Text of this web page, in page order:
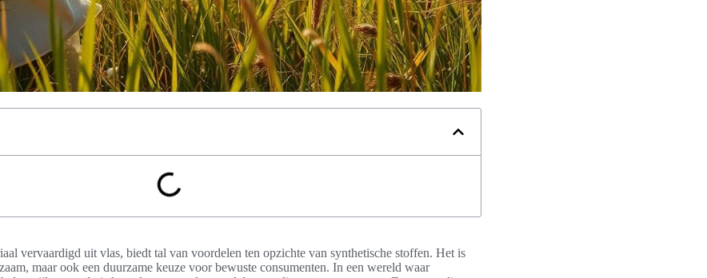
vervaardigd uit vlas, biedt tal van voordelen ten opzichte van synthetische stoffen. Het is
maar ook een duurzame keuze voor bewuste consumenten. In een wereld waar